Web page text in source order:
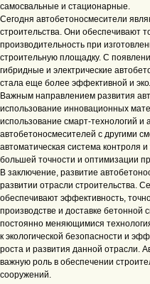
самосвальные и стационарные.
Сегодня автобетоносмесители
строительства. Они обеспечивают
производительность при
строительную площадку. С
гибридные и электрические
стала еще более эффективной и
Важным направлением развития
использование инновационных
использование смарт-технологий
автобетоносмесителей с другими
автоматическая система контроля
большей точности и оптимизации
В заключение, развитие
развитии отрасли строительства.
обеспечивают эффективность,
производстве и доставке
постоянно меняющимися
к экологической безопасности и
роста и развития данной отрасли.
важную роль в обеспечении
сооружений.